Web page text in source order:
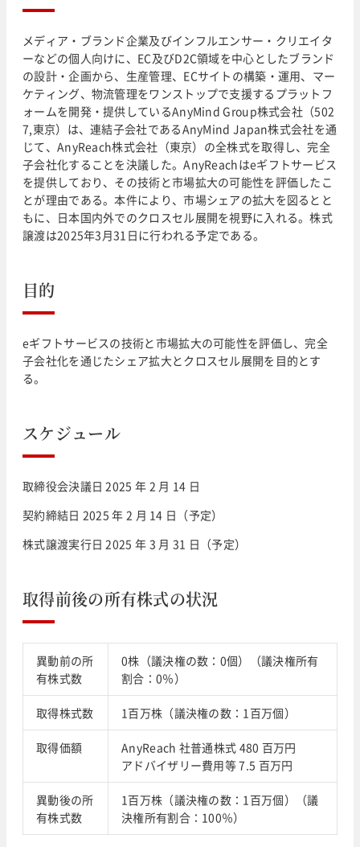
メディア・ブランド企業及びインフルエンサー・クリエイタ
ーなどの個人向けに、EC及びD2C領域を中心としたブランド
の設計・企画から、生産管理、ECサイトの構築・運用、マー
ケティング、物流管理をワンストップで支援するプラットフ
ォームを開発・提供しているAnyMind Group株式会社（502
7,東京）は、連結子会社であるAnyMind Japan株式会社を通
じて、AnyReach株式会社（東京）の全株式を取得し、完全
子会社化することを決議した。AnyReachはeギフトサービス
を提供しており、その技術と市場拡大の可能性を評価したこ
とが理由である。本件により、市場シェアの拡大を図るとと
もに、日本国内外でのクロスセル展開を視野に入れる。株式
譲渡は2025年3月31日に行われる予定である。
目的
eギフトサービスの技術と市場拡大の可能性を評価し、完全
子会社化を通じたシェア拡大とクロスセル展開を目的とす
る。
スケジュール
取締役会決議日 2025 年 2 月 14 日
契約締結日 2025 年 2 月 14 日（予定）
株式譲渡実行日 2025 年 3 月 31 日（予定）
取得前後の所有株式の状況
異動前の所
有株式数
0株（議決権の数：0個）（議決権所有
割合：0％）
取得株式数 1百万株（議決権の数：1百万個）
取得価額
AnyReach 社普通株式 480 百万円
アドバイザリー費用等 7.5 百万円
異動後の所
有株式数
1百万株（議決権の数：1百万個）（議
決権所有割合：100％）